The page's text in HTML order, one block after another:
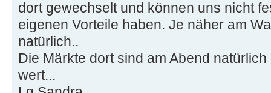
dort gewechselt und können uns nicht
eigenen Vorteile haben. Je näher am
natürlich..
Die Märkte dort sind am Abend
wert...